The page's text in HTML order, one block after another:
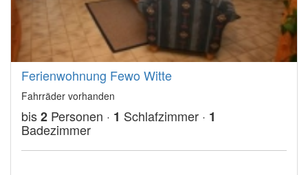
Ferienwohnung Fewo Witte
Fahrräder vorhanden
bis2 Personen · 1 Schlafzimmer · 1
Badezimmer